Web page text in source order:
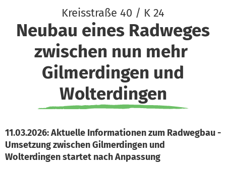
Kreisstraße 40 / K 24
Neubau eines Radweges
zwischen nun mehr
Gilmerdingen und
Wolterdingen
11.03.2026: Aktuelle Informationen zum Radwegbau -
Umsetzung zwischen Gilmerdingen und
Wolterdingen startet nach Anpassung